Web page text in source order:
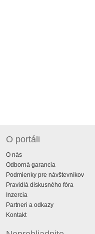
O portáli
O nás
Odborná garancia
Podmienky pre návštevníkov
Pravidlá diskusného fóra
Inzercia
Partneri a odkazy
Kontakt